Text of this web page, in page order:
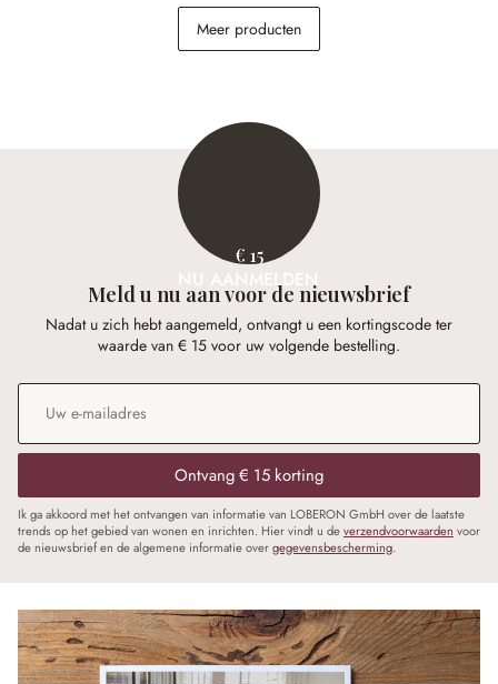
€ 24,95
Meer producten
€ 15
NU AANMELDEN
Meld u nu aan voor de nieuwsbrief
Nadat u zich hebt aangemeld, ontvangt u een kortingscode ter
waarde van € 15 voor uw volgende bestelling.
E-mailadres
Ontvang € 15 korting
Ik ga akkoord met het ontvangen van informatie van LOBERON GmbH over de laatste
trends op het gebied van wonen en inrichten. Hier vindt u deverzendvoorwaarden voor
de nieuwsbrief en de algemene informatie overgegevensbescherming.